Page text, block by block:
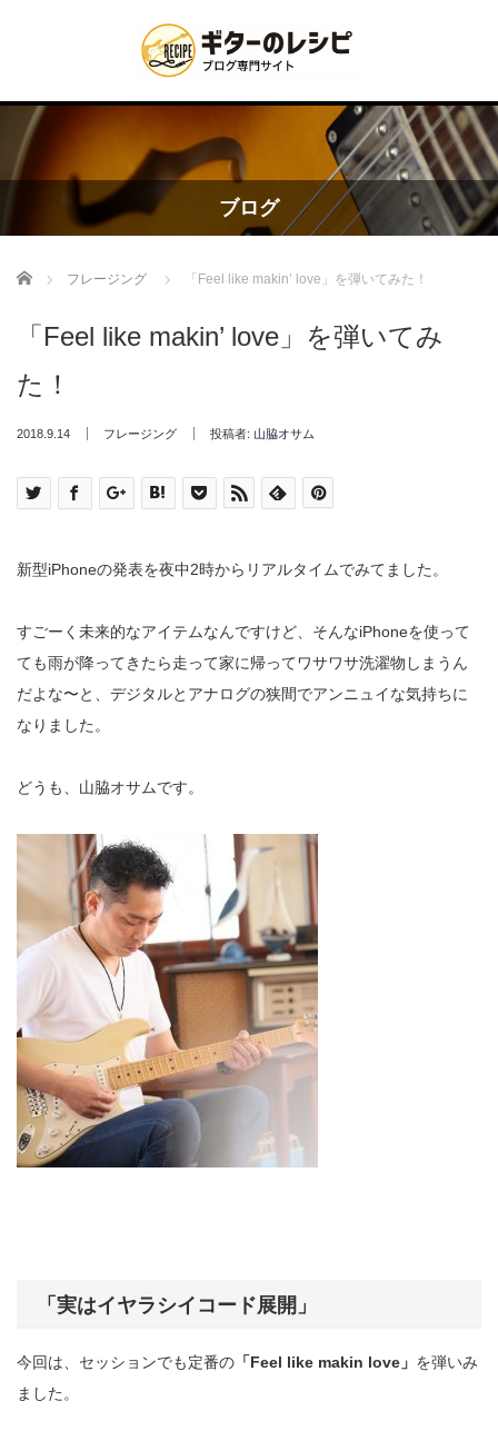
ブログ
Home フレージング 「Feel like makin’ love」を弾いてみた！
「Feel like makin’ love」を弾いてみ
た！
2018.9.14 フレージング 投稿者: 山脇オサム
新型iPhoneの発表を夜中2時からリアルタイムでみてました。
すごーく未来的なアイテムなんですけど、そんなiPhoneを使って
ても雨が降ってきたら走って家に帰ってワサワサ洗濯物しまうん
だよな〜と、デジタルとアナログの狭間でアンニュイな気持ちに
なりました。
どうも、山脇オサムです。
「実はイヤラシイコード展開」
今回は、セッションでも定番の 「Feel like makin love」 を弾いみ
ました。